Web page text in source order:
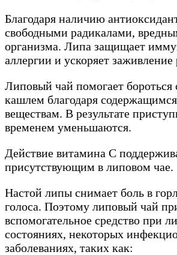
Благодаря наличию
свободными радикалами,
организма. Липа защищает
аллергии и ускоряет заживление
Липовый чай помогает
кашлем благодаря
веществам. В результате
временем уменьшаются.
Действие витамина С
присутствующим в липовом чае.
Настой липы снимает боль в
голоса. Поэтому липовый чай
вспомогательное средство при
состояниях, некоторых
заболеваниях, таких как: